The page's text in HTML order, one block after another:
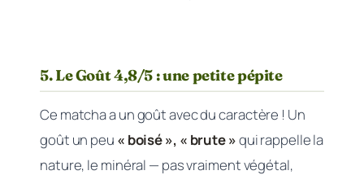
5. Le Goût 4,8/5 : une petite pépite
Ce matcha a un goût avec du caractère ! Un
goût un peu « boisé », « brute »qui rappelle la
nature, le minéral — pas vraiment végétal,